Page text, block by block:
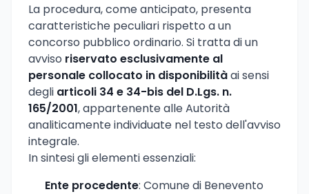
La procedura, come anticipato, presenta
caratteristiche peculiari rispetto a un
concorso pubblico ordinario. Si tratta di un
avviso riservato esclusivamente al
personale collocato in disponibilitàai sensi
degli articoli 34 e 34-bis del D.Lgs. n.
165/2001, appartenente alle Autorità
analiticamente individuate nel testo dell'avviso
integrale.
In sintesi gli elementi essenziali:
Ente procedente: Comune di Benevento